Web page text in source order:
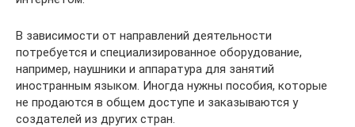
В зависимости от направлений деятельности
потребуется и специализированное оборудование,
например, наушники и аппаратура для занятий
иностранным языком. Иногда нужны пособия, которые
не продаются в общем доступе и заказываются у
создателей из других стран.